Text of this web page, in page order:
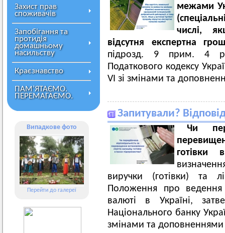
Захист прав
споживачів
Запобігання та
протидія
домашньому
насильству
Краєзнавство
ПАМ’ЯТАЄМО.
ПЕРЕМАГАЄМО.
Випадкове фото
Перейти до галереї
межами
числі,
відсутня експертна
підрозд. 9 прим. 4
Податкового кодексу
VI зі змінами та
Запитували?
Чи
готівки
в
виручки (готівки) та
Положення про ведення
валюті в Україні,
Національного банку
змінами та